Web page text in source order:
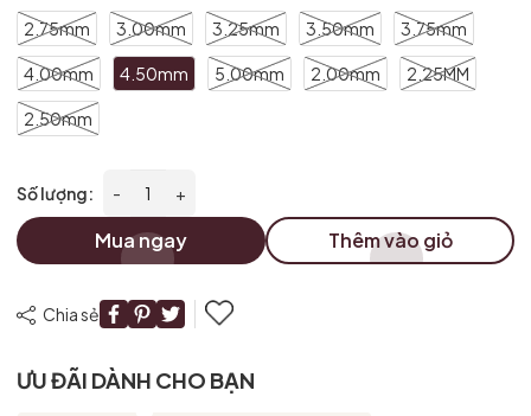
2.75mm 3.00mm 3.25mm 3.50mm 3.75mm
4.00mm 4.50mm 5.00mm 2.00mm 2.25MM
2.50mm
Số lượng: - +
Mua ngay Thêm vào giỏ
Chia sẻ
ƯU ĐÃI DÀNH CHO BẠN